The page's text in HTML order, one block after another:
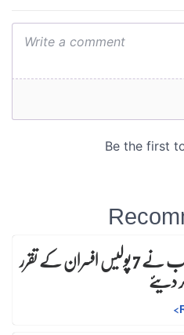
آئی جی پنجاب نے 7 پولیس افسران کے تقرر دیئے
>